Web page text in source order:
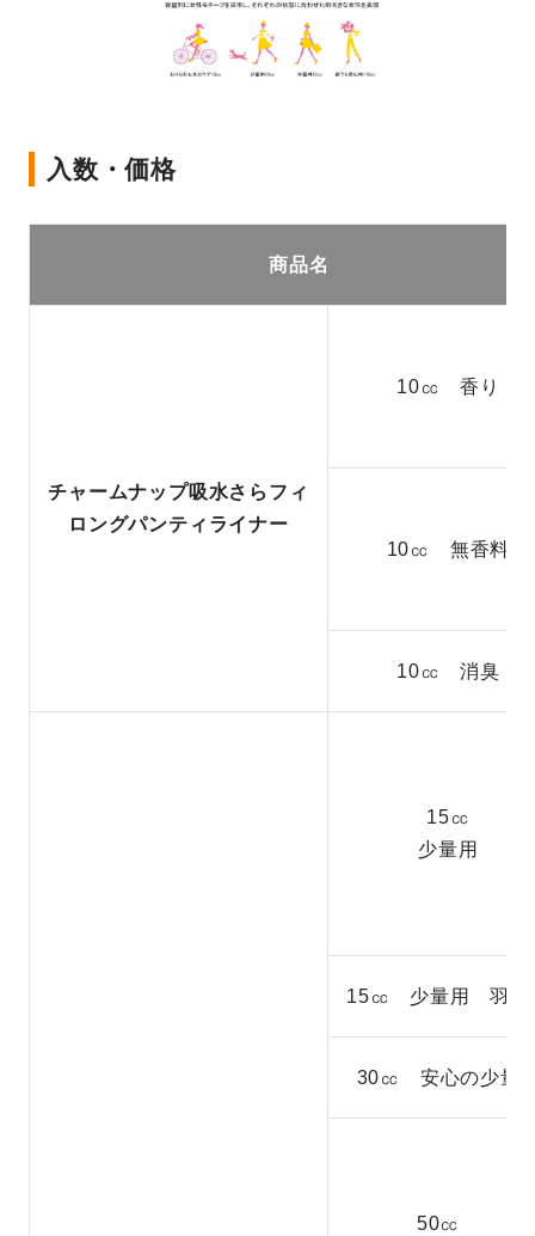
入数・価格
商品名
チャームナップ吸水さらフィ
ロングパンティライナー
10㏄ 香り
10㏄ 無香料
10㏄ 消臭
15㏄
少量用
15㏄ 少量用 羽つ
30㏄ 安心の少量
50㏄